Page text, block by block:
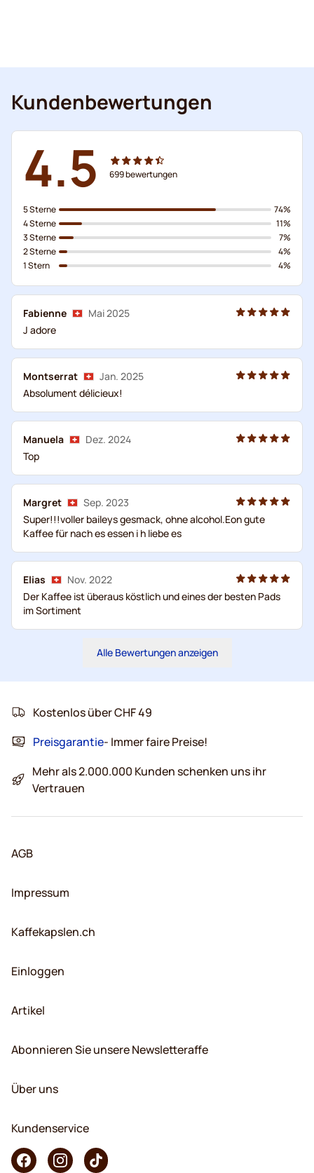
Kundenbewertungen
4.5 699bewertungen
5 Sterne
4 Sterne
3 Sterne
2 Sterne
1 Stern
74%
11%
7%
4%
4%
Fabienne
Mai 2025
J adore
Montserrat
Jan. 2025
Absolument délicieux!
Manuela
Dez. 2024
Top
Margret
Sep. 2023
Super!!!voller baileys gesmack, ohne alcohol.Eon gute
Kaffee für nach es essen i h liebe es
Elias
Nov. 2022
Der Kaffee ist überaus köstlich und eines der besten Pads
im Sortiment
Alle Bewertungen anzeigen
Kostenlos über CHF 49
Preisgarantie- Immer faire Preise!
Mehr als 2.000.000 Kunden schenken uns ihr
Vertrauen
AGB
Impressum
Kaffekapslen.ch
Einloggen
Artikel
Abonnieren Sie unsere Newsletteraffe
Über uns
Kundenservice